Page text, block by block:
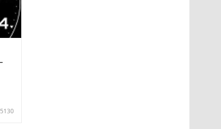
5130